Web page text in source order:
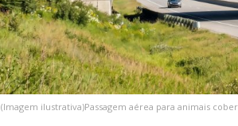
(Imagem ilustrativa)Passagem aérea para animais